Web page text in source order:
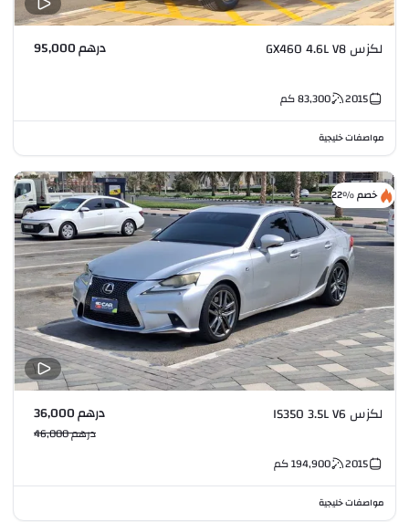
لكزس GX460 4.6L V8 درهم 95,000
2015
83,300كم
مواصفات خليجية
خصم %22
لكزس IS350 3.5L V6 درهم 36,000
درهم 46,000
2015
194,900كم
مواصفات خليجية